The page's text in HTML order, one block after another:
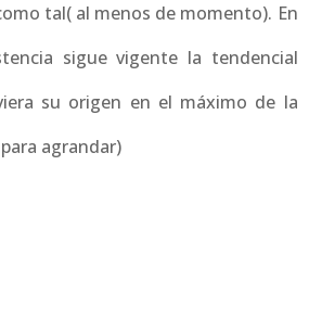
tal( al menos de momento). En
sigue vigente la tendencial
su origen en el máximo de la
agrandar)